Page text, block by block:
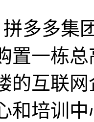
多集团
置一栋
的互联
和培训